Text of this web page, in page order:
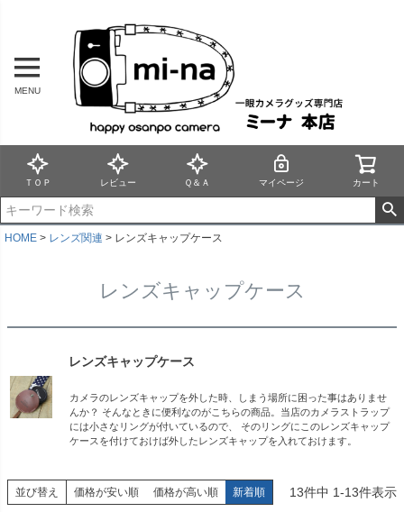
MENU
ＴＯＰ レビュー Ｑ＆Ａ マイページ カート
HOME レンズ関連 レンズキャップケース
レンズキャップケース
レンズキャップケース
カメラのレンズキャップを外した時、しまう場所に困った事はありませ
んか？ そんなときに便利なのがこちらの商品。当店のカメラストラップ
には小さなリングが付いているので、 そのリングにこのレンズキャップ
ケースを付けておけば外したレンズキャップを入れておけます。
並び替え 価格が安い順 価格が高い順 新着順 13件中 1-13件表示